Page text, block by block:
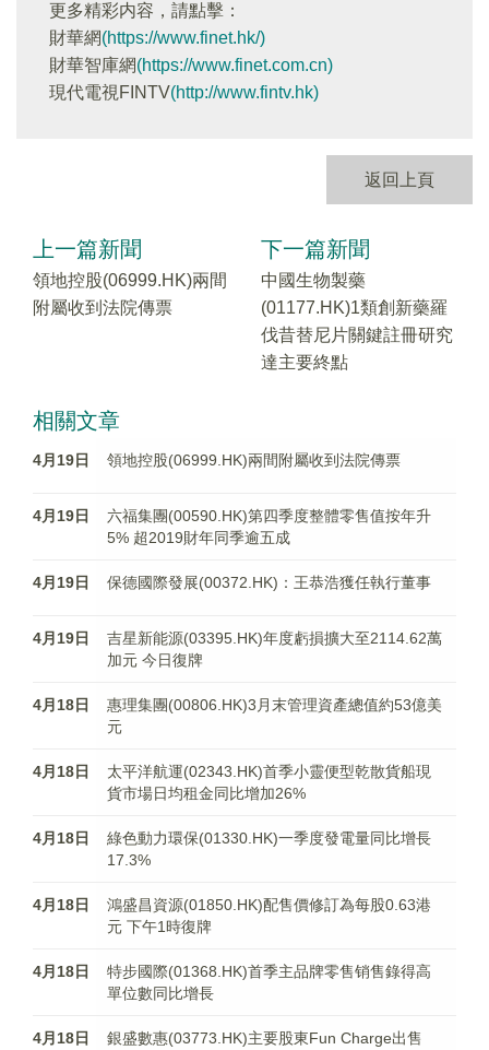
更多精彩内容，請點擊：
財華網(https://www.finet.hk/)
財華智庫網(https://www.finet.com.cn)
現代電視FINTV(http://www.fintv.hk)
返回上頁
上一篇新聞
領地控股(06999.HK)兩間
附屬收到法院傳票
下一篇新聞
中國生物製藥
(01177.HK)1類創新藥羅
伐昔替尼片關鍵註冊研究
達主要終點
相關文章
4月19日 領地控股(06999.HK)兩間附屬收到法院傳票
4月19日
六福集團(00590.HK)第四季度整體零售值按年升
5% 超2019財年同季逾五成
4月19日 保德國際發展(00372.HK)：王恭浩獲任執行董事
4月19日
吉星新能源(03395.HK)年度虧損擴大至2114.62萬
加元 今日復牌
4月18日
惠理集團(00806.HK)3月末管理資產總值約53億美
元
4月18日
太平洋航運(02343.HK)首季小靈便型乾散貨船現
貨市場日均租金同比增加26%
4月18日
綠色動力環保(01330.HK)一季度發電量同比增長
17.3%
4月18日
鴻盛昌資源(01850.HK)配售價修訂為每股0.63港
元 下午1時復牌
4月18日
特步國際(01368.HK)首季主品牌零售销售錄得高
單位數同比增長
4月18日
銀盛數惠(03773.HK)主要股東Fun Charge出售